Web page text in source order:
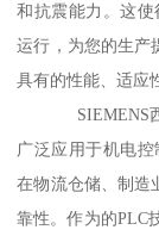
和抗震能力。这
运行，为您的生产
具有的性能、适应
SIEMENS西门
广泛应用于机电
在物流仓储、制造
靠性。作为的PLC